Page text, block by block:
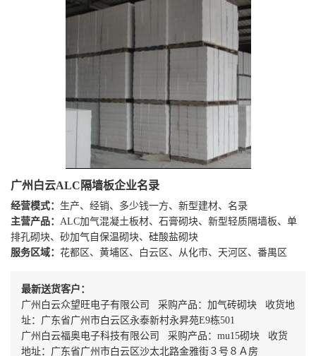
广州白云ALC隔墙板企业名录
经营模式： 生产、经销、多少钱一方、新型建材、名录
主营产品： ALC加气混凝土板材、石膏砌块、新型轻质隔墙板、单
排孔砌块、砂加气自保温砌块、硅酸盐砌块
服务区域： 花都区、黄埔区、白云区、从化市、天河区、番禺区
最新送货客户：
广州白云众望旺电子有限公司 采购产品：加气砖砌块 收货地
址：广东省广州市白云区永泰新村永昇苑E9栋501
广州白云福奥电子科技有限公司 采购产品：mu15砌块 收货
地址：广东省广州市白云区沙太北路金雅街３号８Ａ房